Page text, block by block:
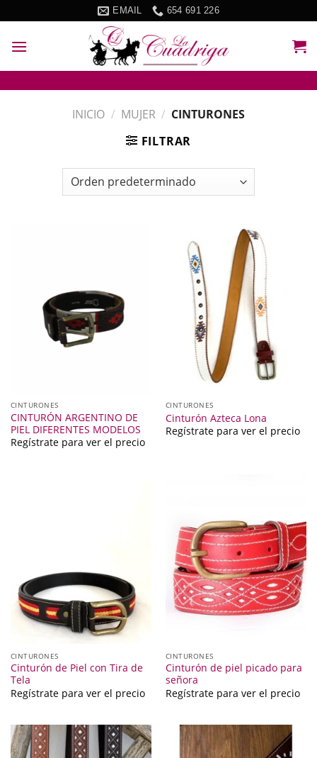
to
content
EMAIL 654 691 226
INICIO / MUJER / CINTURONES
FILTRAR
CINTURONES
CINTURÓN ARGENTINO DE
PIEL DIFERENTES MODELOS
Regístrate para ver el precio
CINTURONES
Cinturón Azteca Lona
Regístrate para ver el precio
CINTURONES
Cinturón de Piel con Tira de
Tela
Regístrate para ver el precio
CINTURONES
Cinturón de piel picado para
señora
Regístrate para ver el precio